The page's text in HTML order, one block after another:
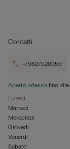
Contatti
+79627520059
Aperto adesso fino alle
Lunedì
Martedì
Mercoledì
Giovedì
Venerdì
Sabato